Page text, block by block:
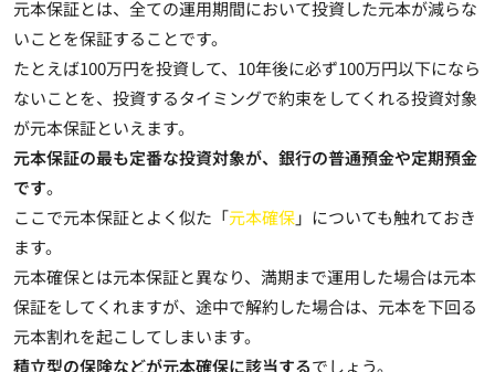
元本保証とは、 全ての運用期間において投資した元本が減らな
いことを保証することです。
たとえば100万円を投資して、10年後に必ず100万円以下になら
ないことを、投資するタイミングで約束をしてくれる投資対象
が元本保証といえます。
元本保証の最も定番な投資対象が、銀行の普通預金や定期預金
です。
ここで元本保証とよく似た「元本確保」についても触れておき
ます。
元本確保とは元本保証と異なり、 満期まで運用した場合は元本
保証をしてくれますが、途中で解約した場合は、元本を下回る
元本割れを起こしてしまいます。
積立型の保険などが元本確保に該当するでしょう。